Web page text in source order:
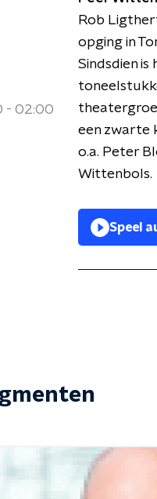
- 02:00
Rob
opging in
Sindsdien
een zwarte
o.a. Peter
Wittenbols.
Speel